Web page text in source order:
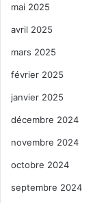
mai 2025
avril 2025
mars 2025
février 2025
janvier 2025
décembre 2024
novembre 2024
octobre 2024
septembre 2024